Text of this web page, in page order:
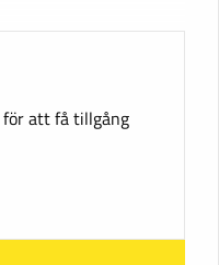
för att få tillgång